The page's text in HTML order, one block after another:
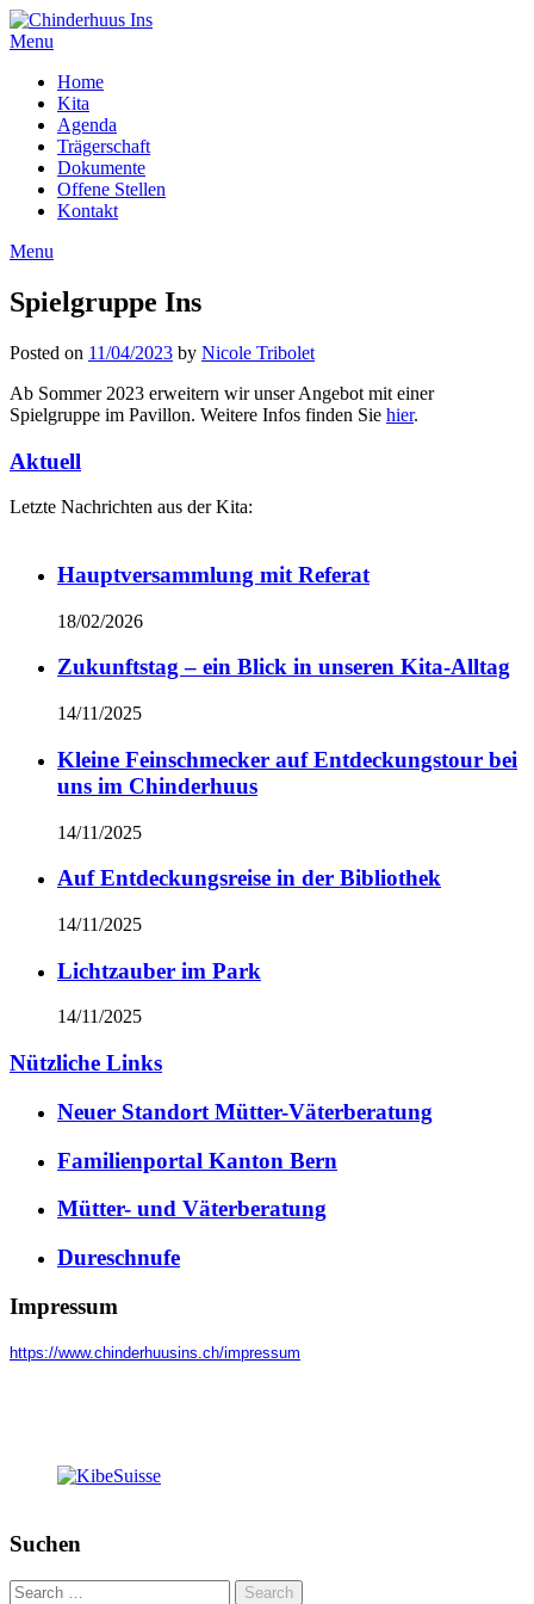
Menu
Home
Kita
Agenda
Trägerschaft
Dokumente
Offene Stellen
Kontakt
Menu
Spielgruppe Ins
Posted on 11/04/2023 by Nicole Tribolet
Ab Sommer 2023 erweitern wir unser Angebot mit einer
Spielgruppe im Pavillon. Weitere Infos finden Sie hier.
Aktuell
Letzte Nachrichten aus der Kita:
Hauptversammlung mit Referat
18/02/2026
Zukunftstag – ein Blick in unseren Kita-Alltag
14/11/2025
Kleine Feinschmecker auf Entdeckungstour bei
uns im Chinderhuus
14/11/2025
Auf Entdeckungsreise in der Bibliothek
14/11/2025
Lichtzauber im Park
14/11/2025
Nützliche Links
Neuer Standort Mütter-Väterberatung
Familienportal Kanton Bern
Mütter- und Väterberatung
Dureschnufe
Impressum
https://www.chinderhuusins.ch/impressum
Suchen
Search